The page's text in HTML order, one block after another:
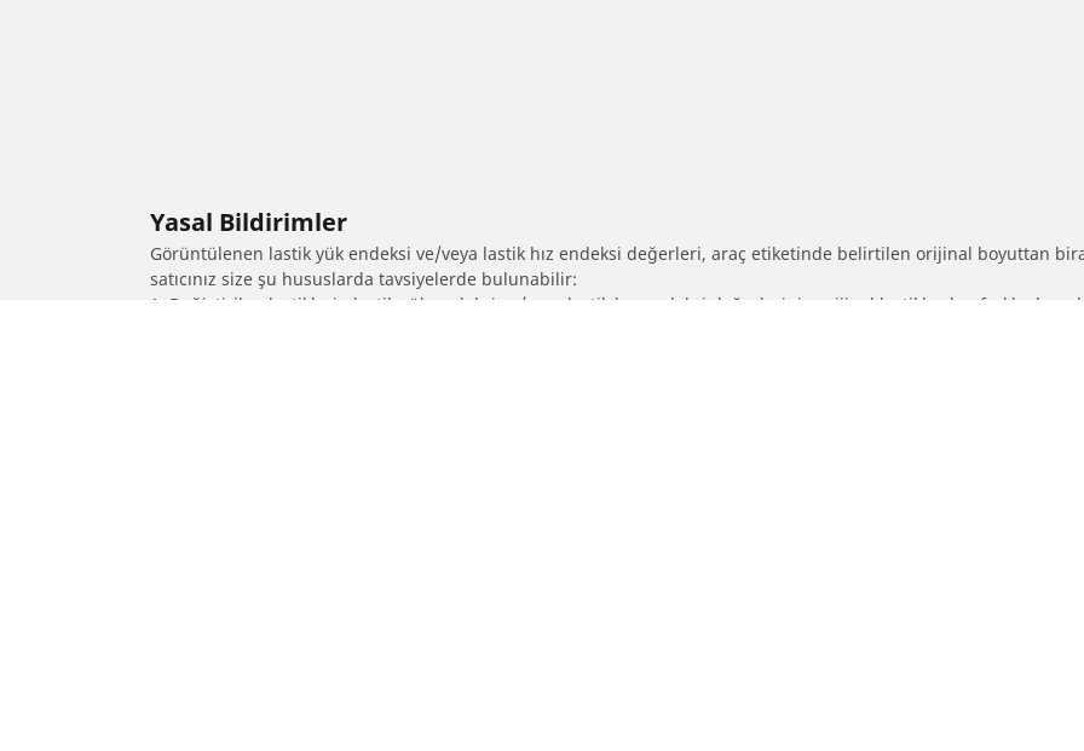
Yasal Bildirimler
Görüntülenen lastik yük endeksi ve/veya lastik hız endeksi değerleri, araç etiketinde belirtilen orijinal boyuttan
satıcınız size şu hususlarda tavsiyelerde bulunabilir:
1. Değiştirilen lastiklerin lastik yük endeksi ve/veya lastik hız endeksi değerlerinin orijinal lastiklerden farklı olup